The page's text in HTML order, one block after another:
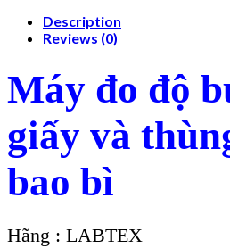
Description
Reviews (0)
Máy đo độ
giấy và
bao bì
Hãng : LABTEX